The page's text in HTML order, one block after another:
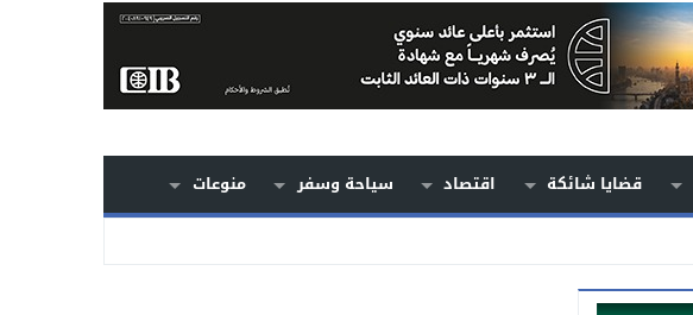
قضايا شائكة اقتصاد سياحة وسفر
منوعات